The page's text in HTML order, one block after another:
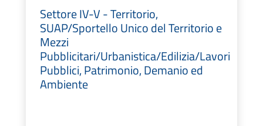
Settore IV-V - Territorio,
SUAP/Sportello Unico del Territorio e
Mezzi
Pubblicitari/Urbanistica/Edilizia/Lavori
Pubblici, Patrimonio, Demanio ed
Ambiente